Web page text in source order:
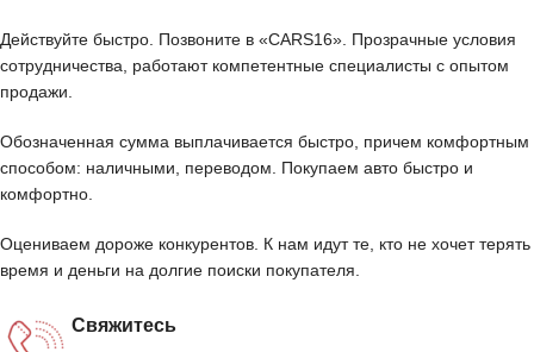
Действуйте быстро. Позвоните в «CARS16». Прозрачные условия
сотрудничества, работают компетентные специалисты с опытом
продажи.
Обозначенная сумма выплачивается быстро, причем комфортным
способом: наличными, переводом. Покупаем авто быстро и
комфортно.
Оцениваем дороже конкурентов. К нам идут те, кто не хочет терять
время и деньги на долгие поиски покупателя.
Свяжитесь